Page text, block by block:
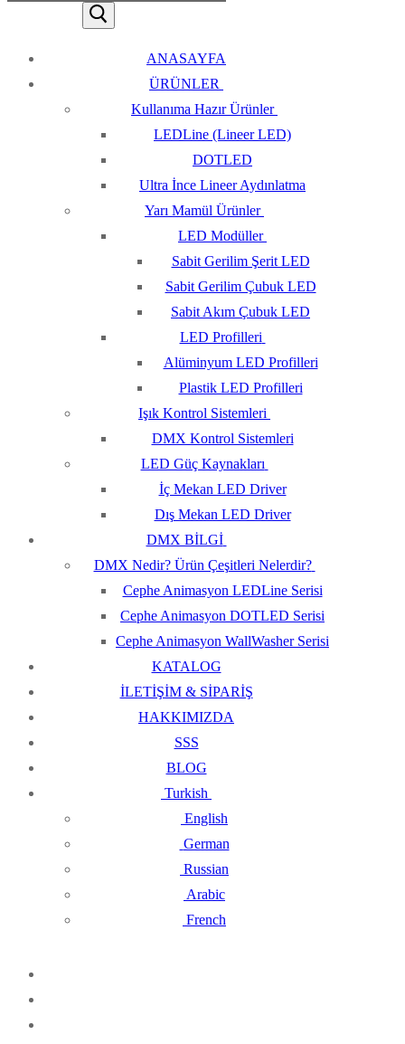
ANASAYFA
ÜRÜNLER
Kullanıma Hazır Ürünler
LEDLine (Lineer LED)
DOTLED
Ultra İnce Lineer Aydınlatma
Yarı Mamül Ürünler
LED Modüller
Sabit Gerilim Şerit LED
Sabit Gerilim Çubuk LED
Sabit Akım Çubuk LED
LED Profilleri
Alüminyum LED Profilleri
Plastik LED Profilleri
Işık Kontrol Sistemleri
DMX Kontrol Sistemleri
LED Güç Kaynakları
İç Mekan LED Driver
Dış Mekan LED Driver
DMX BİLGİ
DMX Nedir? Ürün Çeşitleri Nelerdir?
Cephe Animasyon LEDLine Serisi
Cephe Animasyon DOTLED Serisi
Cephe Animasyon WallWasher Serisi
KATALOG
İLETİŞİM & SİPARİŞ
HAKKIMIZDA
SSS
BLOG
Turkish
English
German
Russian
Arabic
French